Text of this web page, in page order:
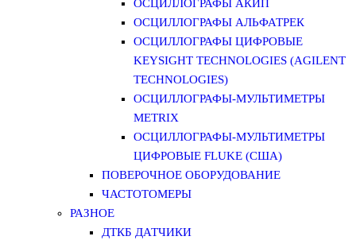
ОСЦИЛЛОГРАФЫ АКИП
ОСЦИЛЛОГРАФЫ АЛЬФАТРЕК
ОСЦИЛЛОГРАФЫ ЦИФРОВЫЕ
KEYSIGHT TECHNOLOGIES (AGILENT
TECHNOLOGIES)
ОСЦИЛЛОГРАФЫ-МУЛЬТИМЕТРЫ
METRIX
ОСЦИЛЛОГРАФЫ-МУЛЬТИМЕТРЫ
ЦИФРОВЫЕ FLUKE (США)
ПОВЕРОЧНОЕ ОБОРУДОВАНИЕ
ЧАСТОТОМЕРЫ
РАЗНОЕ
ДТКБ ДАТЧИКИ